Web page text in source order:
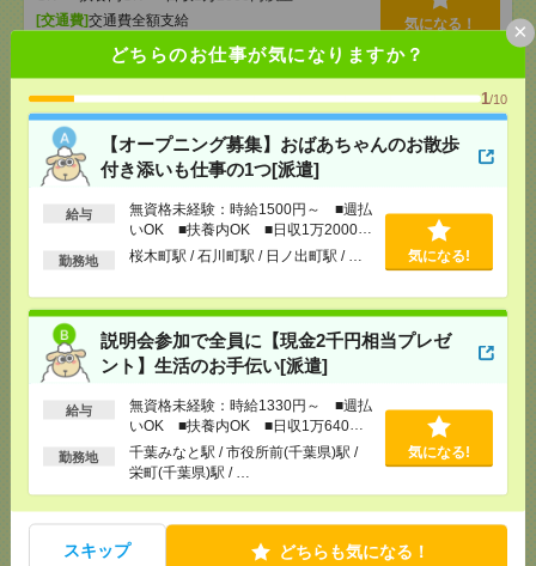
どちらのお仕事が気になりますか？
1/10
【オープニング募集】おばあちゃんのお散歩
付き添いも仕事の1つ[派遣]
給与
無資格未経験：時給1500円～ ■週払
いOK ■扶養内OK ■日収1万2000円
以上
勤務地 桜木町駅 / 石川町駅 / 日ノ出町駅 / … 気になる!
説明会参加で全員に【現金2千円相当プレゼ
ント】生活のお手伝い[派遣]
給与
無資格未経験：時給1330円～ ■週払
いOK ■扶養内OK ■日収1万640円
以上
勤務地
千葉みなと駅 / 市役所前(千葉県)駅 /
栄町(千葉県)駅 / …
気になる!
スキップ どちらも気になる！
×
[交通費]交通費全額支給
桜木町駅 / 石川町駅 / 日ノ出町駅/ …
気になる！
説明会参加で全員に【現金2千円相当プレゼント】生
活のお手伝い[派遣]
[給 与] 無資格未経験：時給1330円～ ■週払い
[交通費]交通費全額支給
(千葉県)駅
気になる！
データ入力のお仕事！安心の大手で働こう＠八千代
市[派遣]
[交通費]全額支給
20～25万円
[勤務地] 村上(千葉県)駅から車8分
気になる！
海浜幕張！電話対応メインの事務スタッフ＊50代活